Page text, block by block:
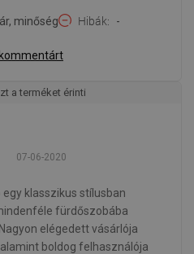
minőség Hibák -
a terméket érinti
07-06-2020
klasszikus stílusban
fürdőszobába
elégedett vásárlója
boldog felhasználója